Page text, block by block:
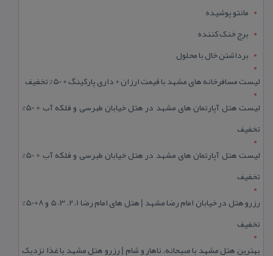
مانتو پوشیده
برج خنک کننده
برداشتن خال با محلول
لیست مسافرخانه های مشهد با قیمت ارزان + داری پارکینگ + 50% تخفیف
لیست هتل آپارتمان های مشهد در هتل خیابان طبرسی و فلکه آب + 50%
تخفیف
لیست هتل آپارتمان های مشهد در هتل خیابان طبرسی و فلکه آب + 50%
تخفیف
رزرو هتل در خیابان امام رضا مشهد | هتل‌ های امام رضا 1، 2، 3، 5 و 8+50%
تخفیف
بهترین هتل مشهد با صبحانه، ناهار و شام | رزرو هتل مشهد با غذا نزدیک